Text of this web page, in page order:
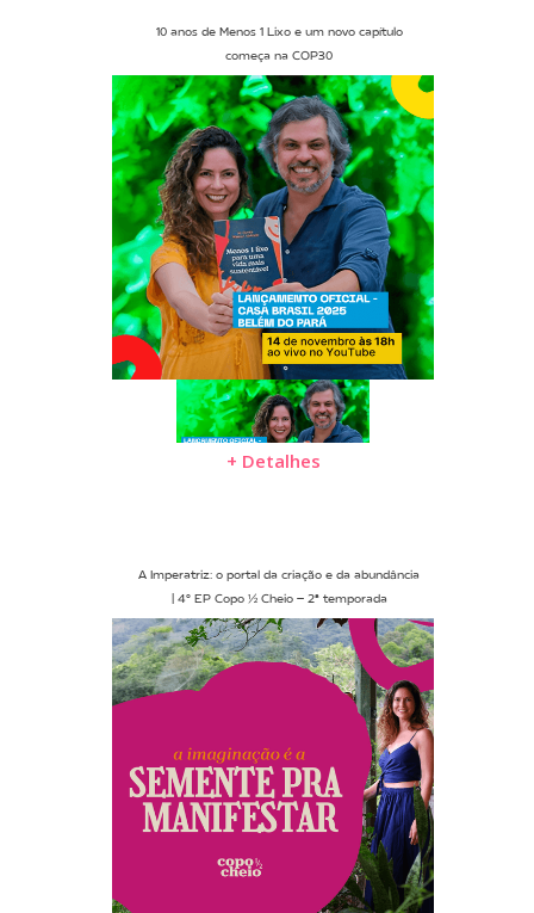
10 anos de Menos 1 Lixo e um novo capítulo
começa na COP30
+ Detalhes
A Imperatriz: o portal da criação e da abundância
| 4º EP Copo ½ Cheio – 2ª temporada